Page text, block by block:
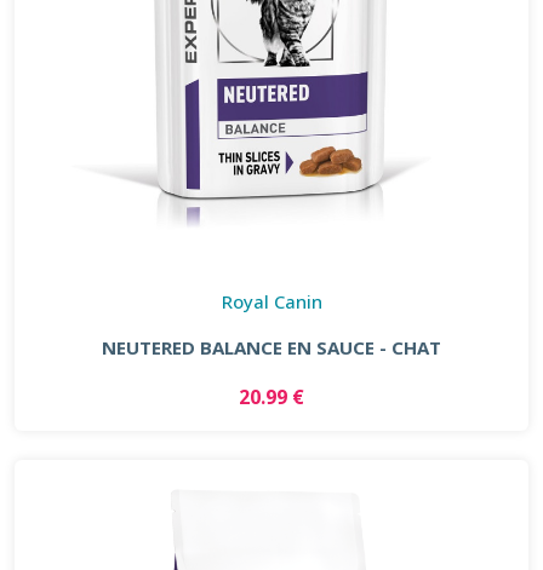
Royal Canin
NEUTERED BALANCE EN SAUCE - CHAT
20.99 €